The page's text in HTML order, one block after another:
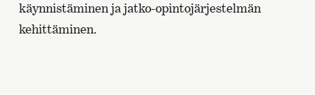
käynnistäminen ja jatko-opintojärjestelmän
kehittäminen.